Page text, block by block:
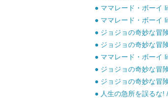
● ママレード・ボーイ
● ママレード・ボーイ
● ジョジョの奇妙な冒
● ジョジョの奇妙な冒
● ママレード・ボーイ
● ジョジョの奇妙な冒
● ジョジョの奇妙な冒
● 人生の急所を誤るな!